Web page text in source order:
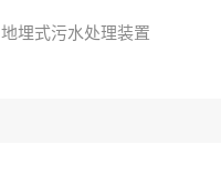
地埋式污水处理装置